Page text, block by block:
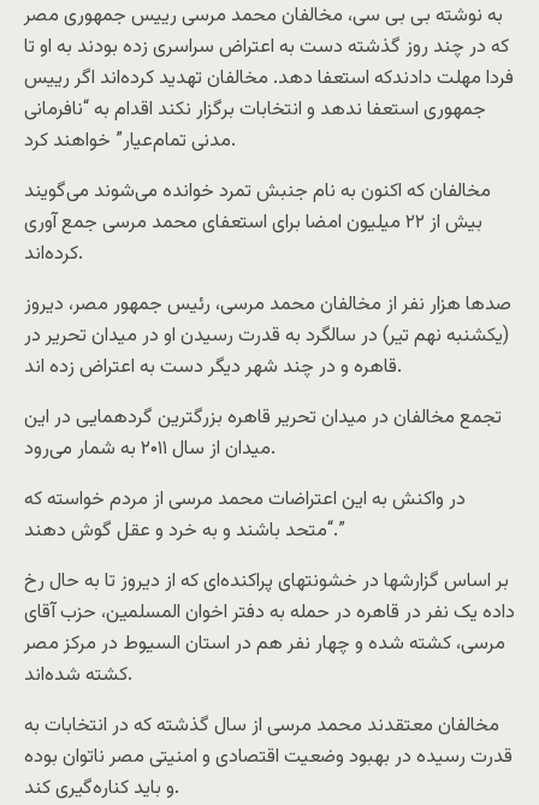
به نوشته بی بی سی، مخالفان محمد مرسی رییس جمهوری مصر
که در چند روز گذشته دست به اعتراض سراسری زده بودند به او تا
فردا مهلت دادندکه استعفا دهد. مخالفان تهدید کرده‌اند اگر رییس
جمهوری استعفا ندهد و انتخابات برگزار نکند اقدام به “نافرمانی
مدنی تمام‌عیار” خواهند کرد.
مخالفان که اکنون به نام جنبش تمرد خوانده می‌شوند می‌گویند
بیش از ۲۲ میلیون امضا برای استعفای محمد مرسی جمع آوری
کرده‌اند.
صدها هزار نفر از مخالفان محمد مرسی، رئیس جمهور مصر، دیروز
(یکشنبه نهم تیر) در سالگرد به قدرت رسیدن او در میدان تحریر در
قاهره و در چند شهر دیگر دست به اعتراض زده اند.
تجمع مخالفان در میدان تحریر قاهره بزرگترین گردهمایی در این
میدان از سال ۲۰۱۱ به شمار می‌رود.
در واکنش به این اعتراضات محمد مرسی از مردم خواسته که
“متحد باشند و به خرد و عقل گوش دهند.”
بر اساس گزارشها در خشونتهای پراکنده‌ای که از دیروز تا به حال رخ
داده یک نفر در قاهره در حمله به دفتر اخوان المسلمین، حزب آقای
مرسی، کشته شده و چهار نفر هم در استان السیوط در مرکز مصر
کشته شده‌اند.
مخالفان معتقدند محمد مرسی از سال گذشته که در انتخابات به
قدرت رسیده در بهبود وضعیت اقتصادی و امنیتی مصر ناتوان بوده
و باید کناره‌گیری کند.